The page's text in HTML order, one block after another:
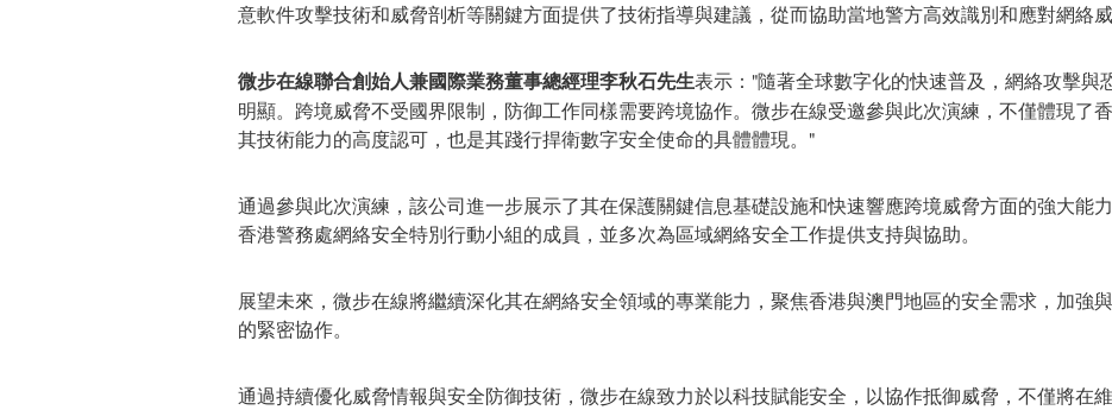
意軟件攻擊技術和威脅剖析等關鍵方面提供了技術指導與建議，從而協助當地警方高效識別和應對網絡威
微步在線聯合創始人兼國際業務董事總經理李秋石先生表示："隨著全球數字化的快速普及，網絡攻擊與
明顯。跨境威脅不受國界限制，防御工作同樣需要跨境協作。 微步在線受邀參與此次演練，不僅體現了
其技術能力的高度認可，也是其踐行捍衛數字安全使命的具體體現。"
通過參與此次演練，該公司進一步展示了其在保護關鍵信息基礎設施和快速響應跨境威脅方面的強大能力
香港警務處網絡安全特別行動小組的成員，並多次為區域網絡安全工作提供支持與協助。
展望未來， 微步在線將繼續深化其在網絡安全領域的專業能力，聚焦香港與澳門地區的安全需求，加強
的緊密協作。
通過持續優化威脅情報與安全防御技術， 微步在線致力於以科技賦能安全，以協作抵御威脅，不僅將在